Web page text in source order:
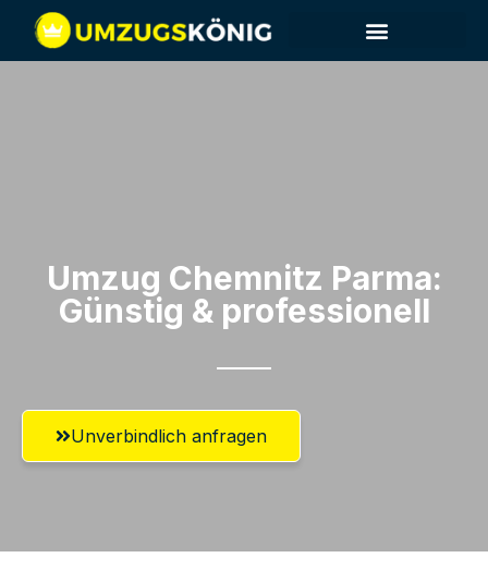
Umzug Chemnitz​ Parma:
Günstig & professionell​
Unverbindlich anfragen